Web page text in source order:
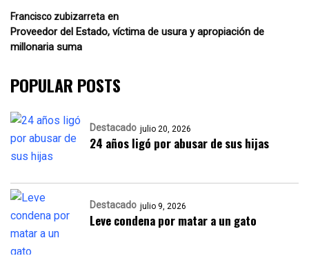
Francisco zubizarreta en
Proveedor del Estado, víctima de usura y apropiación de
millonaria suma
POPULAR POSTS
Destacado julio 20, 2026
24 años ligó por abusar de sus hijas
Destacado julio 9, 2026
Leve condena por matar a un gato